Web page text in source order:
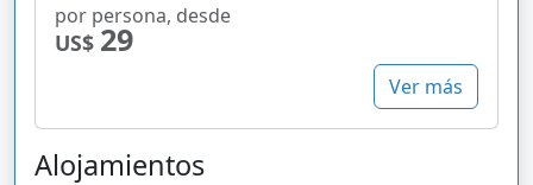
por persona, desde
US$ 29
Ver más
Alojamientos